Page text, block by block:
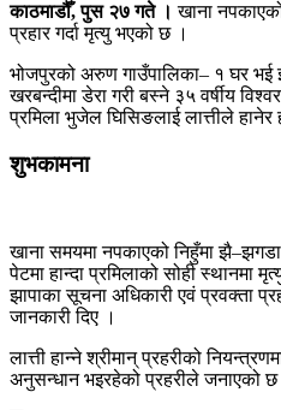
काठमाडौँ, पुस २७ गते ।खाना
प्रहार गर्दा मृत्यु भएको छ ।
भोजपुरको अरुण गाउँपालिका– १ घर भई
खरबन्दीमा डेरा गरी बस्ने ३५ वर्षीय
प्रमिला भुजेल घिसिङलाई लात्तीले हानेर
शुभकामना
खाना समयमा नपकाएको निहुँमा झै–झगडा
पेटमा हान्दा प्रमिलाको सोही स्थानमा
झापाका सूचना अधिकारी एवं प्रवक्ता
जानकारी दिए ।
लात्ती हान्ने श्रीमान् प्रहरीको
अनुसन्धान भइरहेको प्रहरीले जनाएको छ